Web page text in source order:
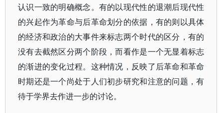
认识一致的明确概念。有的以现代性的退潮后现代性
的兴起作为革命与后革命划分的依据，有的则以具体
的经济和政治的大事件来标志两个时代的区分，有的
没有去截然区分两个阶段，而看作是一个无显着标志
的渐进的变化过程。这种情况，反映了后革命和革命
时期还是一个尚处于人们初步研究和注意的问题，有
待于学界去作进一步的讨论。